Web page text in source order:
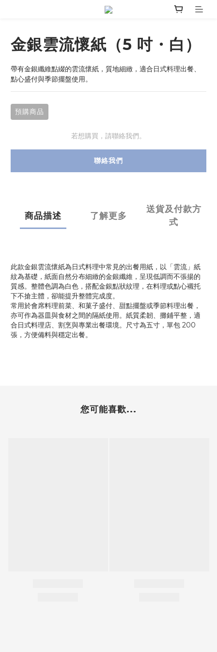
金銀雲流懷紙（5 吋・白）
帶有金銀纖維點綴的雲流懷紙，質地細緻，適合日式料理出餐、
點心盛付與季節擺盤使用。
預購商品
若想購買，請聯絡我們。
聯絡我們
商品描述 了解更多
送貨及付款方
式
此款金銀雲流懷紙為日式料理中常見的出餐用紙，以「雲流」紙
紋為基礎，紙面自然分布細緻的金銀纖維，呈現低調而不張揚的
質感。整體色調為白色，搭配金銀點狀紋理，在料理或點心襯托
下不搶主體，卻能提升整體完成度。
常用於會席料理前菜、和菓子盛付、甜點擺盤或季節料理出餐，
亦可作為器皿與食材之間的隔紙使用。紙質柔韌、攤鋪平整，適
合日式料理店、割烹與專業出餐環境。尺寸為五寸，單包 200
張，方便備料與穩定出餐。
您可能喜歡...